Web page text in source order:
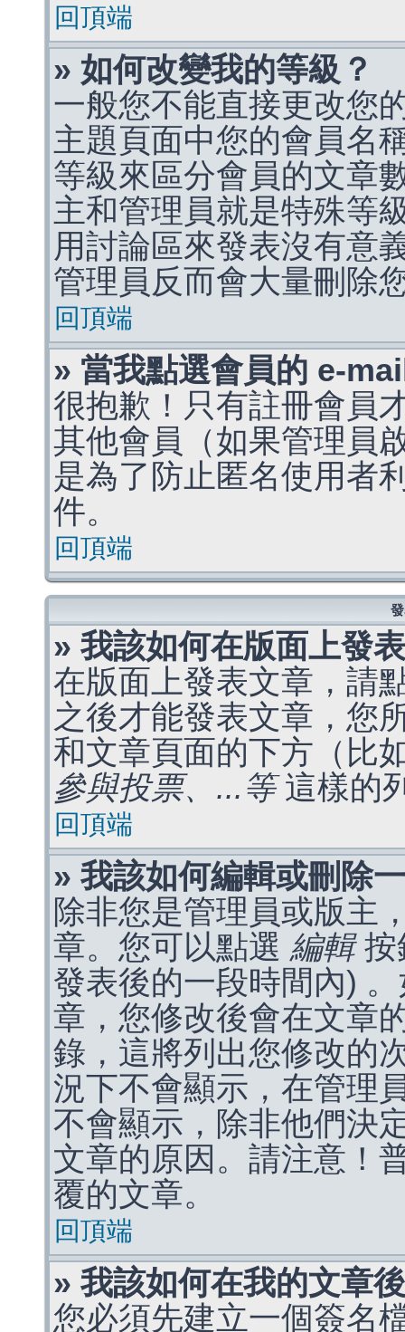
回頂端
» 如何改變我的等級？
一般您不能直接更改您
主題頁面中您的會員名
等級來區分會員的文章
主和管理員就是特殊等
用討論區來發表沒有意
管理員反而會大量刪除
回頂端
» 當我點選會員的 e-
很抱歉！只有註冊會員
其他會員（如果管理員
是為了防止匿名使用者
件。
回頂端
» 我該如何在版面上發
在版面上發表文章，請
之後才能發表文章，您
和文章頁面的下方（比
參與投票、...等這樣的
回頂端
» 我該如何編輯或刪除
除非您是管理員或版主
章。您可以點選 編輯按
發表後的一段時間內)
章，您修改後會在文章
錄，這將列出您修改的
況下不會顯示，在管理
不會顯示，除非他們決
文章的原因。請注意！
覆的文章。
回頂端
» 我該如何在我的文章
您必須先建立一個簽名